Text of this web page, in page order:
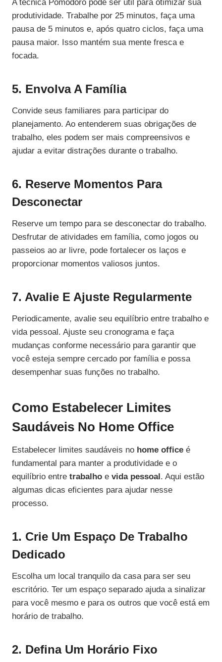
A técnica Pomodoro pode ser útil para otimizar sua
produtividade. Trabalhe por 25 minutos, faça uma
pausa de 5 minutos e, após quatro ciclos, faça uma
pausa maior. Isso mantém sua mente fresca e
focada.
5. Envolva A Família
Convide seus familiares para participar do
planejamento. Ao entenderem suas obrigações de
trabalho, eles podem ser mais compreensivos e
ajudar a evitar distrações durante o trabalho.
6. Reserve Momentos Para
Desconectar
Reserve um tempo para se desconectar do trabalho.
Desfrutar de atividades em família, como jogos ou
passeios ao ar livre, pode fortalecer os laços e
proporcionar momentos valiosos juntos.
7. Avalie E Ajuste Regularmente
Periodicamente, avalie seu equilíbrio entre trabalho e
vida pessoal. Ajuste seu cronograma e faça
mudanças conforme necessário para garantir que
você esteja sempre cercado por família e possa
desempenhar suas funções no trabalho.
Como Estabelecer Limites
Saudáveis No Home Office
Estabelecer limites saudáveis no home office é
fundamental para manter a produtividade e o
equilíbrio entre trabalho e vida pessoal . Aqui estão
algumas dicas eficientes para ajudar nesse
processo.
1. Crie Um Espaço De Trabalho
Dedicado
Escolha um local tranquilo da casa para ser seu
escritório. Ter um espaço separado ajuda a sinalizar
para você mesmo e para os outros que você está em
horário de trabalho.
2. Defina Um Horário Fixo